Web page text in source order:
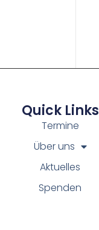
Quick Links
Termine
Über uns
Aktuelles
Spenden